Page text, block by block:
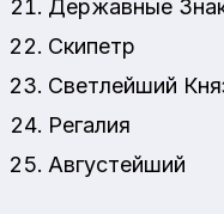
Державные
Скипетр
Светлейший
Регалия
Августейший